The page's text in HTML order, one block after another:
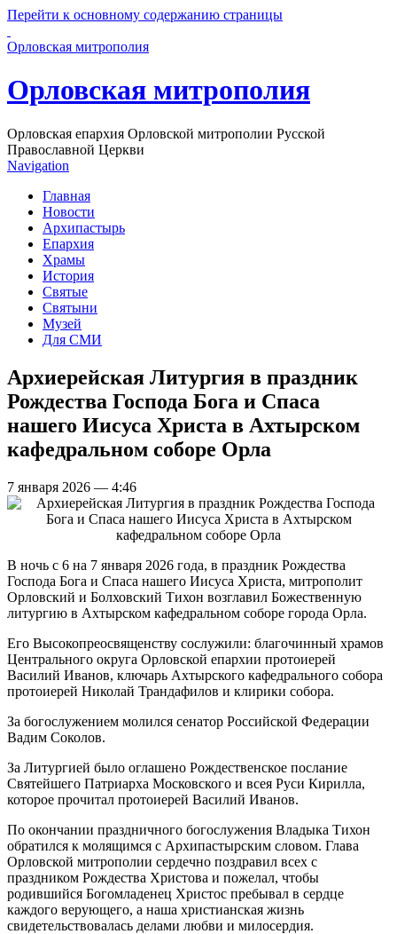
Перейти к основному содержанию страницы
Орловская митрополия
Орловская митрополия
Орловская епархия Орловской митрополии Русской
Православной Церкви
Navigation
Главная
Новости
Архипастырь
Епархия
Храмы
История
Святые
Святыни
Музей
Для СМИ
Архиерейская Литургия в праздник
Рождества Господа Бога и Спаса
нашего Иисуса Христа в Ахтырском
кафедральном соборе Орла
7 января 2026 — 4:46
В ночь с 6 на 7 января 2026 года, в праздник Рождества
Господа Бога и Спаса нашего Иисуса Христа, митрополит
Орловский и Болховский Тихон возглавил Божественную
литургию в Ахтырском кафедральном соборе города Орла.
Его Высокопреосвященству сослужили: благочинный храмов
Центрального округа Орловской епархии протоиерей
Василий Иванов, ключарь Ахтырского кафедрального собора
протоиерей Николай Трандафилов и клирики собора.
За богослужением молился сенатор Российской Федерации
Вадим Соколов.
За Литургией было оглашено Рождественское послание
Святейшего Патриарха Московского и всея Руси Кирилла,
которое прочитал протоиерей Василий Иванов.
По окончании праздничного богослужения Владыка Тихон
обратился к молящимся с Архипастырским словом. Глава
Орловской митрополии сердечно поздравил всех с
праздником Рождества Христова и пожелал, чтобы
родившийся Богомладенец Христос пребывал в сердце
каждого верующего, а наша христианская жизнь
свидетельствовалась делами любви и милосердия.